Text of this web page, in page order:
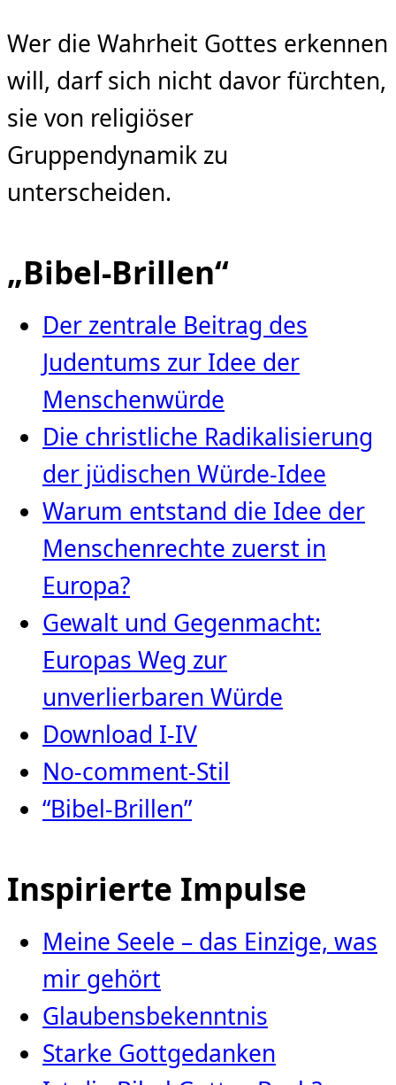
Wer die Wahrheit Gottes erkennen
will, darf sich nicht davor fürchten,
sie von religiöser
Gruppendynamik zu
unterscheiden.
„Bibel-Brillen“
Der zentrale Beitrag des
Judentums zur Idee der
Menschenwürde
Die christliche Radikalisierung
der jüdischen Würde‑Idee
Warum entstand die Idee der
Menschenrechte zuerst in
Europa?
Gewalt und Gegenmacht:
Europas Weg zur
unverlierbaren Würde
Download I-IV
No-comment-Stil
“Bibel-Brillen”
Inspirierte Impulse
Meine Seele – das Einzige, was
mir gehört
Glaubensbekenntnis
Starke Gottgedanken